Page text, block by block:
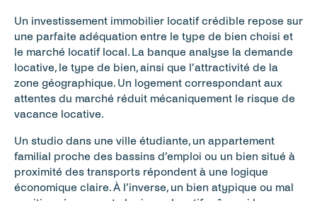
Un investissement immobilier locatif crédible repose sur
une parfaite adéquation entre le type de bien choisi et
le marché locatif local. La banque analyse la demande
locative, le type de bien, ainsi que l’attractivité de la
zone géographique. Un logement correspondant aux
attentes du marché réduit mécaniquement le risque de
vacance locative.
Un studio dans une ville étudiante, un appartement
familial proche des bassins d’emploi ou un bien situé à
proximité des transports répondent à une logique
économique claire. À l’inverse, un bien atypique ou mal